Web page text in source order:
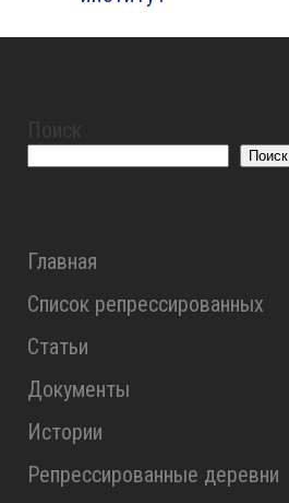
Поиск
Главная
Список репрессированных
Статьи
Документы
Истории
Репрессированные деревни